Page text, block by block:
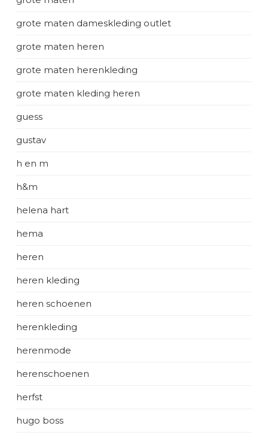
grote maten dameskleding outlet
grote maten heren
grote maten herenkleding
grote maten kleding heren
guess
gustav
h en m
h&m
helena hart
hema
heren
heren kleding
heren schoenen
herenkleding
herenmode
herenschoenen
herfst
hugo boss